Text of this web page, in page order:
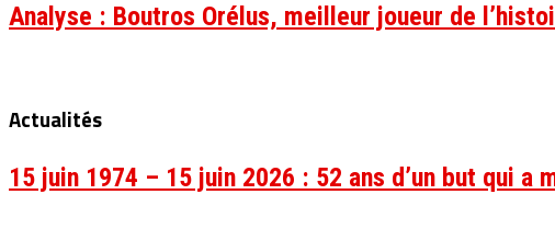
Analyse : Boutros Orélus, meilleur joueur de
Actualités
15 juin 1974 – 15 juin 2026 : 52 ans d’un but qui a